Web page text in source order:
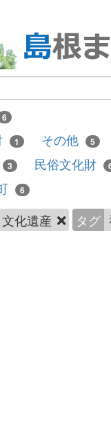
6
1 その他 5
3 民俗文化財
6
文化遺産 タグ